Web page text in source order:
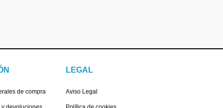
de compra
LEGAL
Aviso Legal